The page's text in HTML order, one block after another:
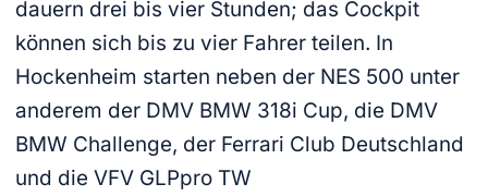
dauern drei bis vier Stunden; das Cockpit
können sich bis zu vier Fahrer teilen. In
Hockenheim starten neben der NES 500 unter
anderem der DMV BMW 318i Cup, die DMV
BMW Challenge, der Ferrari Club Deutschland
und die VFV GLPpro TW